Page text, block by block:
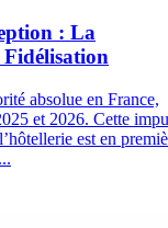
: La
absolue en France,
et 2026. Cette
est en